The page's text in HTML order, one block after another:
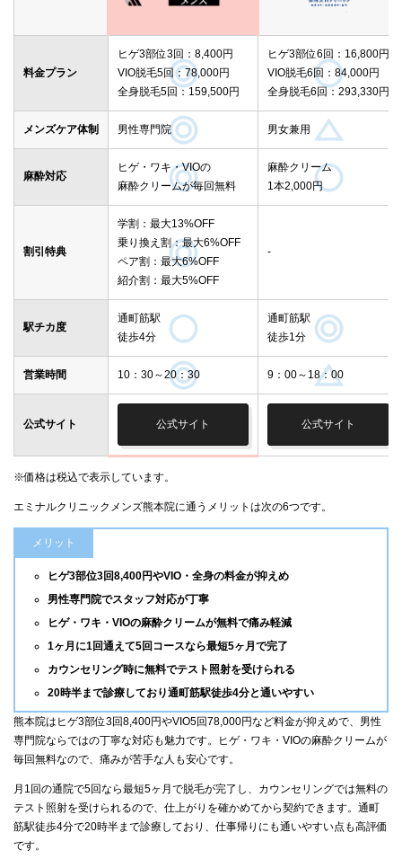
料金プラン
ヒゲ3部位3回：8,400円
VIO脱毛5回：78,000円
全身脱毛5回：159,500円
ヒゲ3部位6回：16,800円
VIO脱毛6回：84,000円
全身脱毛6回：293,330円
メンズケア体制 男性専門院 男女兼用
麻酔対応
ヒゲ・ワキ・VIOの
麻酔クリームが毎回無料
麻酔クリーム
1本2,000円
割引特典
学割：最大13%OFF
乗り換え割：最大6%OFF
ペア割：最大6%OFF
紹介割：最大5%OFF
-
駅チカ度
通町筋駅
徒歩4分
通町筋駅
徒歩1分
営業時間 10：30～20：30 9：00～18：00
公式サイト 公式サイト 公式サイト
※価格は税込で表示しています。
エミナルクリニックメンズ熊本院に通うメリットは次の6つです。
メリット
ヒゲ3部位3回8,400円やVIO・全身の料金が抑えめ
男性専門院でスタッフ対応が丁寧
ヒゲ・ワキ・VIOの麻酔クリームが無料で痛み軽減
1ヶ月に1回通えて5回コースなら最短5ヶ月で完了
カウンセリング時に無料でテスト照射を受けられる
20時半まで診療しており通町筋駅徒歩4分と通いやすい
熊本院はヒゲ3部位3回8,400円やVIO5回78,000円など料金が抑えめで、男性
専門院ならではの丁寧な対応も魅力です。ヒゲ・ワキ・VIOの麻酔クリームが
毎回無料なので、痛みが苦手な人も安心です。
月1回の通院で5回なら最短5ヶ月で脱毛が完了し、カウンセリングでは無料の
テスト照射を受けられるので、仕上がりを確かめてから契約できます。通町
筋駅徒歩4分で20時半まで診療しており、仕事帰りにも通いやすい点も高評価
です。